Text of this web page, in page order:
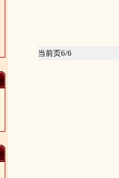
当前页6/6